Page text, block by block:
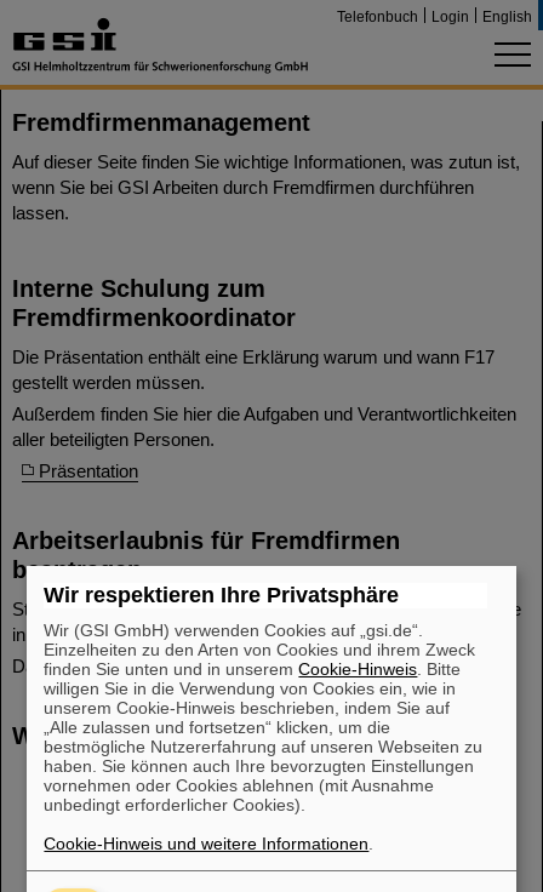
Telefonbuch Login English
Fremdfirmenmanagement
Auf dieser Seite finden Sie wichtige Informationen, was zutun ist,
wenn Sie bei GSI Arbeiten durch Fremdfirmen durchführen
lassen.
Interne Schulung zum
Fremdfirmenkoordinator
Die Präsentation enthält eine Erklärung warum und wann F17
gestellt werden müssen.
Außerdem finden Sie hier die Aufgaben und Verantwortlichkeiten
aller beteiligten Personen.
Präsentation
Arbeitserlaubnis für Fremdfirmen
beantragen
Stellen Sie einen F17-Antrag für alle Arbeiten. Diesen können Sie
in unserem
IT-Portalganz einfach online stellen.
Dazu benötigen Sie lediglich einen Web-Login.
Weitere Erlaubnisscheine
Für alle Heißarbeiten ist ein F18zu stellen.
Abschaltung von Brandmeldern
Wir respektieren Ihre Privatsphäre
Wir (GSI GmbH) verwenden Cookies auf „gsi.de“.
Einzelheiten zu den Arten von Cookies und ihrem Zweck
finden Sie unten und in unseremCookie-Hinweis . Bitte
willigen Sie in die Verwendung von Cookies ein, wie in
unserem Cookie-Hinweis beschrieben, indem Sie auf
„Alle zulassen und fortsetzen“ klicken, um die
bestmögliche Nutzererfahrung auf unseren Webseiten zu
haben. Sie können auch Ihre bevorzugten Einstellungen
vornehmen oder Cookies ablehnen (mit Ausnahme
unbedingt erforderlicher Cookies).
Cookie-Hinweis und weitere Informationen